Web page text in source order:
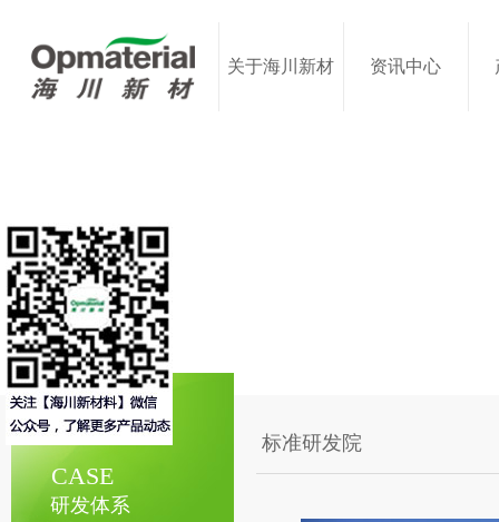
关于海川新材 资讯中心
研发体系
CASE
标准研发院